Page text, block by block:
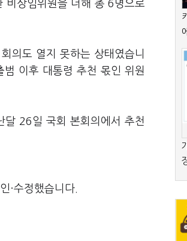
비상임위원을 더해 총 6명으로
의도 열지 못하는 상태였습니
이후 대통령 추천 몫인 위원
달 26일 국회 본회의에서 추천
·수정했습니다.